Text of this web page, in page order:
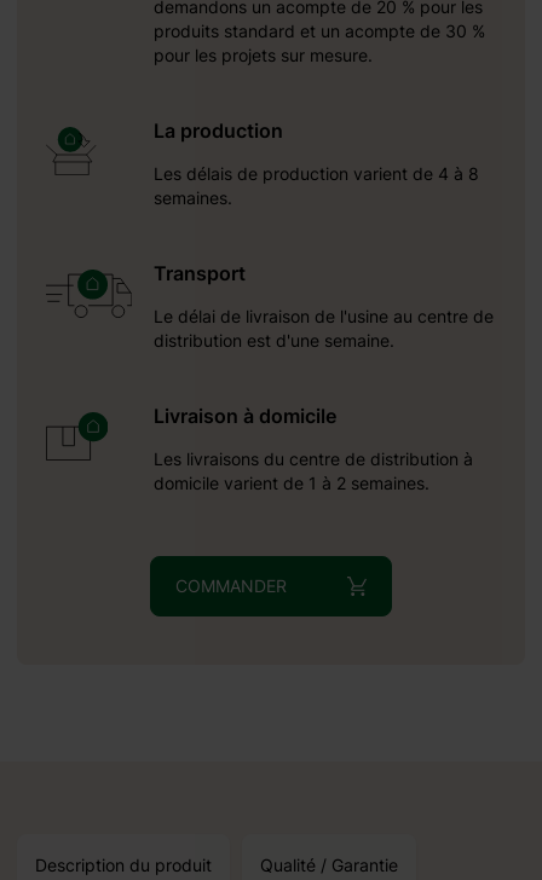
demandons un acompte de 20 % pour les
produits standard et un acompte de 30 %
pour les projets sur mesure.
La production
Les délais de production varient de 4 à 8
semaines.
Transport
Le délai de livraison de l'usine au centre de
distribution est d'une semaine.
Livraison à domicile
Les livraisons du centre de distribution à
domicile varient de 1 à 2 semaines.
COMMANDER
Description du produit Qualité / Garantie